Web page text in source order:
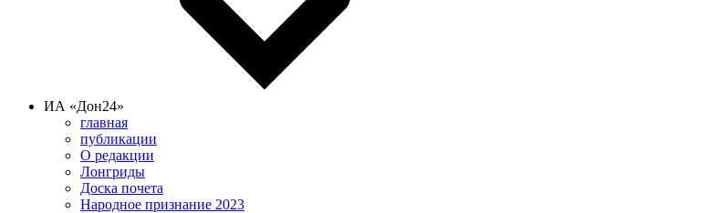
ИА «Дон24»
главная
публикации
О редакции
Лонгриды
Доска почета
Народное признание 2023